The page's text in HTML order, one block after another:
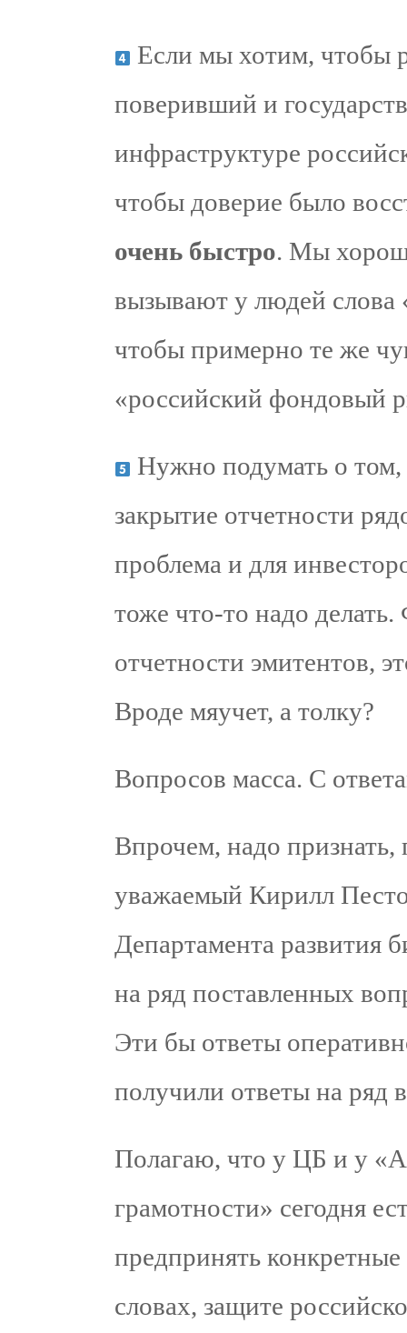
Если мы хотим, чтобы
поверивший и
инфраструктуре
чтобы доверие было
очень быстро. Мы
вызывают у людей
чтобы примерно те же
«российский фондовый
Нужно подумать о
закрытие отчетности
проблема и для
тоже что-то надо
отчетности эмитентов,
Вроде мяучет, а толку?
Вопросов масса. С
Впрочем, надо признать,
уважаемый Кирилл
Департамента развития
на ряд поставленных
Эти бы ответы
получили ответы на ряд
Полагаю, что у ЦБ и у
грамотности» сегодня
предпринять
словах, защите